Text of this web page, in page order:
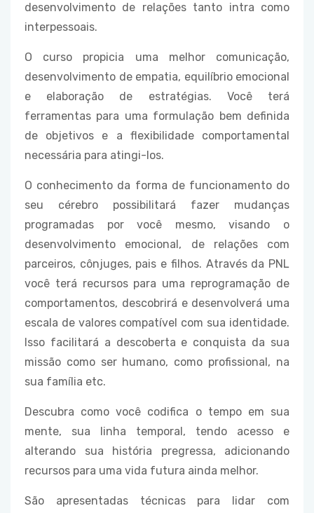
desenvolvimento de relações tanto intra como
interpessoais.
O curso propicia uma melhor comunicação,
desenvolvimento de empatia, equilíbrio emocional
e elaboração de estratégias. Você terá
ferramentas para uma formulação bem definida
de objetivos e a flexibilidade comportamental
necessária para atingi-los.
O conhecimento da forma de funcionamento do
seu cérebro possibilitará fazer mudanças
programadas por você mesmo, visando o
desenvolvimento emocional, de relações com
parceiros, cônjuges, pais e filhos. Através da PNL
você terá recursos para uma reprogramação de
comportamentos, descobrirá e desenvolverá uma
escala de valores compatível com sua identidade.
Isso facilitará a descoberta e conquista da sua
missão como ser humano, como profissional, na
sua família etc.
Descubra como você codifica o tempo em sua
mente, sua linha temporal, tendo acesso e
alterando sua história pregressa, adicionando
recursos para uma vida futura ainda melhor.
São apresentadas técnicas para lidar com